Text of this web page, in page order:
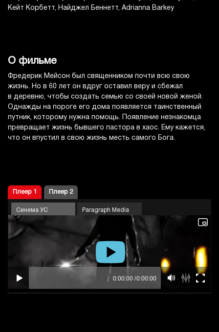
Кейт Корбетт
Найджел Беннетт Adrianna Barkey
О фильме
Фредерик Мейсон был священником почти всю свою
жизнь. Но в 60 лет он вдруг оставил веру и сбежал
в деревню, чтобы создать семью со своей новой женой.
Однажды на пороге его дома появляется таинственный
путник, которому нужна помощь. Появление незнакомца
превращает жизнь бывшего пастора в хаос. Ему кажется,
что он впустил в свою жизнь месть самого Бога.
Плеер 1 Плеер 2
Синема УС Paragraph Media